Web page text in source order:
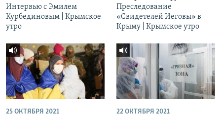
Интервью с Эмилем
Курбединовым | Крымское
утро
Преследование
«Свидетелей Иеговы» в
Крыму | Крымское утро
25 ОКТЯБРЯ 2021 22 ОКТЯБРЯ 2021